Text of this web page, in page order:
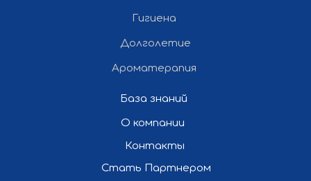
База знаний
О компании
Контакты
Стать Партнером
Гигиена
Долголетие
Ароматерапия